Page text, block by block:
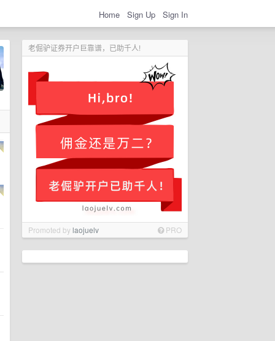
Home Sign Up Sign In
老倔驴证券开户巨靠谱，已助千人!
Promoted bylaojuelv PRO